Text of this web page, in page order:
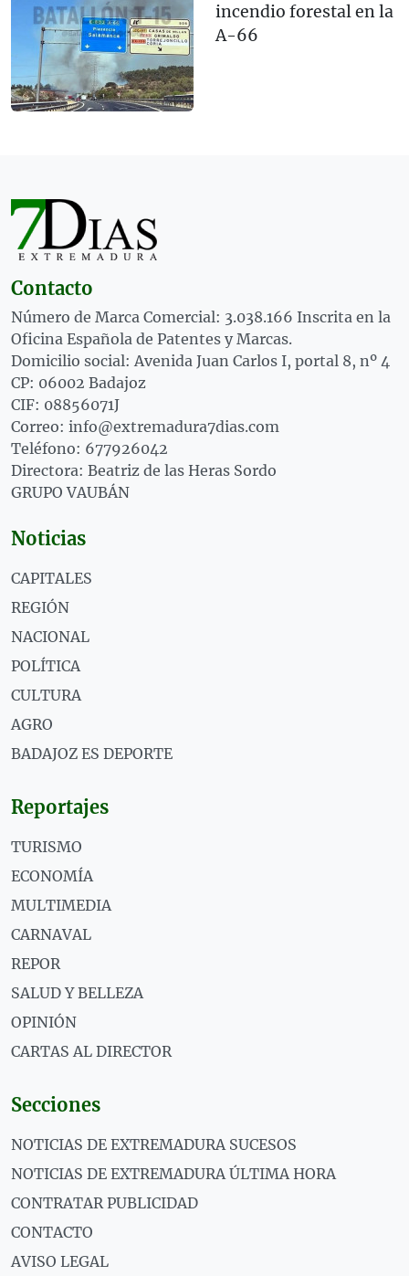
incendio forestal en la
A-66
Contacto
Número de Marca Comercial: 3.038.166 Inscrita en la
Oficina Española de Patentes y Marcas.
Domicilio social: Avenida Juan Carlos I, portal 8, nº 4
CP: 06002 Badajoz
CIF: 08856071J
Correo: info@extremadura7dias.com
Teléfono: 677926042
Directora: Beatriz de las Heras Sordo
GRUPO VAUBÁN
Noticias
CAPITALES
REGIÓN
NACIONAL
POLÍTICA
CULTURA
AGRO
BADAJOZ ES DEPORTE
Reportajes
TURISMO
ECONOMÍA
MULTIMEDIA
CARNAVAL
REPOR
SALUD Y BELLEZA
OPINIÓN
CARTAS AL DIRECTOR
Secciones
NOTICIAS DE EXTREMADURA SUCESOS
NOTICIAS DE EXTREMADURA ÚLTIMA HORA
CONTRATAR PUBLICIDAD
CONTACTO
AVISO LEGAL